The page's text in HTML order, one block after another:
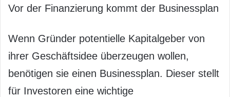
Vor der Finanzierung kommt der Businessplan
Wenn Gründer potentielle Kapitalgeber von
ihrer Geschäftsidee überzeugen wollen,
benötigen sie einen Businessplan. Dieser stellt
für Investoren eine wichtige